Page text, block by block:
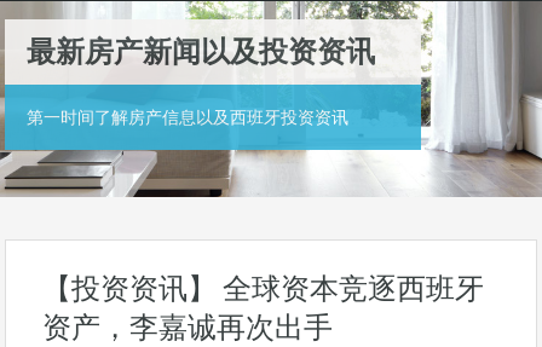
最新房产新闻以及投资资讯
第一时间了解房产信息以及西班牙投资资讯
【投资资讯】 全球资本竞逐西班牙
资产，李嘉诚再次出手